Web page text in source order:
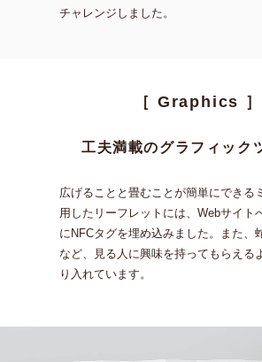
チャレンジしました。
［ Graphics ］
⼯夫満載のグラフィック
広げることと畳むことが簡単にできる
⽤したリーフレットには、Webサイト
にNFCタグを埋め込みました。
また、
など、⾒る人に興味を持ってもらえる
り⼊れています。